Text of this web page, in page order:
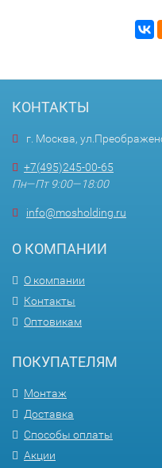
КОНТАКТЫ
г. Москва,
+7(495)245-00-65
Пн—Пт 9:00—18:00
info@mosholding.ru
О КОМПАНИИ
О компании
Контакты
Оптовикам
ПОКУПАТЕЛЯМ
Монтаж
Доставка
Способы оплаты
Акции